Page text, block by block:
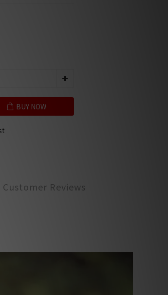
BUY NOW
Customer Reviews